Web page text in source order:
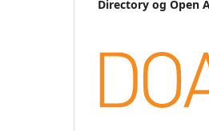
Directory og Open